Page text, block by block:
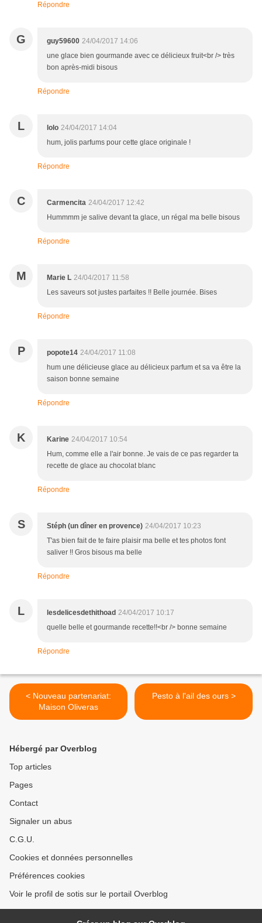
Répondre
G guy59600 24/04/2017 14:06
une glace bien gourmande avec ce délicieux fruit<br /> très
bon après-midi bisous
Répondre
L lolo 24/04/2017 14:04
hum, jolis parfums pour cette glace originale !
Répondre
C Carmencita 24/04/2017 12:42
Hummmm je salive devant ta glace, un régal ma belle bisous
Répondre
M Marie L 24/04/2017 11:58
Les saveurs sot justes parfaites !! Belle journée. Bises
Répondre
P popote14 24/04/2017 11:08
hum une délicieuse glace au délicieux parfum et sa va être la
saison bonne semaine
Répondre
K Karine 24/04/2017 10:54
Hum, comme elle a l'air bonne. Je vais de ce pas regarder ta
recette de glace au chocolat blanc
Répondre
S Stéph (un dîner en provence) 24/04/2017 10:23
T'as bien fait de te faire plaisir ma belle et tes photos font
saliver !! Gros bisous ma belle
Répondre
L lesdelicesdethithoad 24/04/2017 10:17
quelle belle et gourmande recette!!<br /> bonne semaine
Répondre
< Nouveau partenariat:
Maison Oliveras
Pesto à l'ail des ours >
Hébergé par Overblog
Top articles
Pages
Contact
Signaler un abus
C.G.U.
Cookies et données personnelles
Préférences cookies
Voir le profil de sotis sur le portail Overblog